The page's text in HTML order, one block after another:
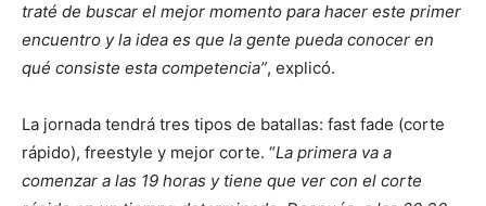
traté de buscar el mejor momento para hacer este primer
encuentro y la idea es que la gente pueda conocer en
qué consiste esta competencia”, explicó.
La jornada tendrá tres tipos de batallas: fast fade (corte
rápido), freestyle y mejor corte. “La primera va a
comenzar a las 19 horas y tiene que ver con el corte